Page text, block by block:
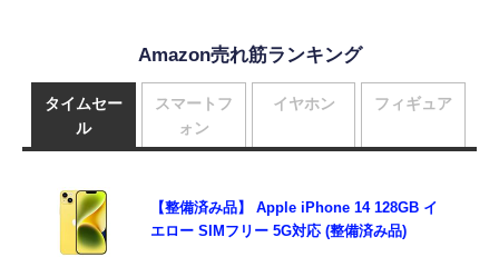
Amazon売れ筋ランキング
タイムセー
ル
【整備済み品】 Apple iPhone 14 128GB イ
エロー SIMフリー 5G対応 (整備済み品)
スマートフ
ォン
イヤホン フィギュア